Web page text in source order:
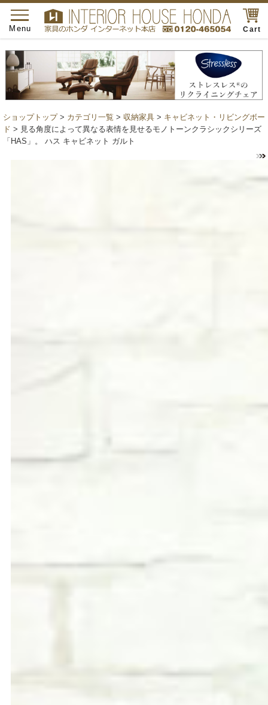
Cart
toggle
navigation
Menu
ショップトップ> カテゴリ一覧 > 収納家具 > キャビネット・リビングボー
ド > 見る角度によって異なる表情を見せるモノトーンクラシックシリーズ
「HAS」。 ハス キャビネット ガルト